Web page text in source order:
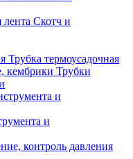
Скотч и
Трубка термоусадочная
Трубки
и
контроль давления